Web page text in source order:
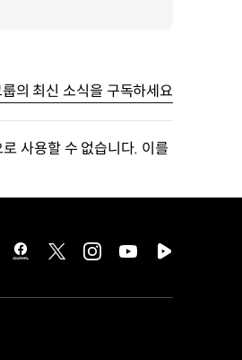
의 최신 소식을 구독하세요
사용할 수 없습니다. 이를
hmg
facebook
twitterinstagramyoutubenaver